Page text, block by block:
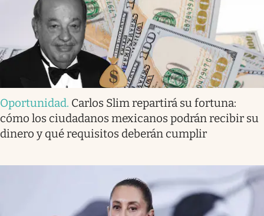
Oportunidad. Carlos Slim repartirá su fortuna:
cómo los ciudadanos mexicanos podrán recibir su
dinero y qué requisitos deberán cumplir